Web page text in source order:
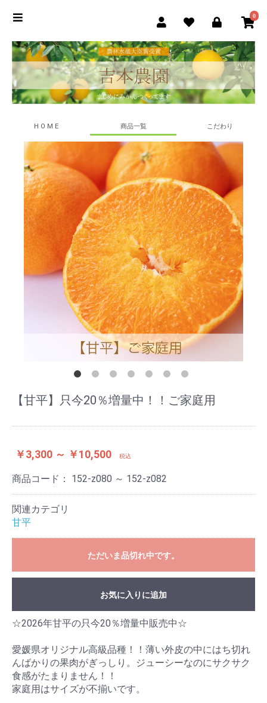
0
H O M E 商品一覧 こだわり
【甘平】只今20％増量中！！ご家庭用
￥3,300 ～ ￥10,500 税込
商品コード： 152-z080 ～ 152-z082
関連カテゴリ
甘平
ただいま品切れ中です。
お買い物を続ける カートへ進む
お気に入りに追加
☆2026年甘平の只今20％増量中販売中☆
愛媛県オリジナル高級品種！！薄い外皮の中にはち切れ
んばかりの果肉がぎっしり。ジューシーなのにサクサク
食感がたまりません！！
家庭用はサイズが不揃いです。